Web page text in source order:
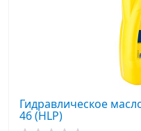
Гидравлическое
46 (HLP)